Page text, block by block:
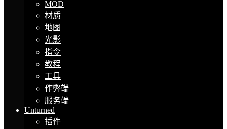
MOD
材质
地图
光影
指令
教程
工具
作弊端
服务端
Unturned
插件